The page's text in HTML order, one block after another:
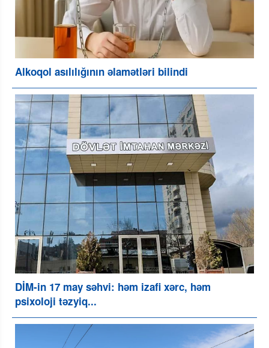
Alkoqol asılılığının əlamətləri bilindi
DİM-in 17 may səhvi: həm izafi xərc, həm
psixoloji təzyiq...